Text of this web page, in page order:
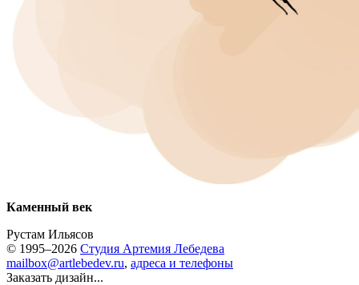
Каменный век
Рустам Ильясов
© 1995–2026 Студия Артемия Лебедева
mailbox@artlebedev.ru, адреса и телефоны
Заказать дизайн...